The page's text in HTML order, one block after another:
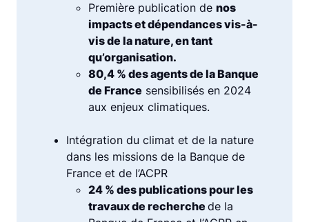
Première publication de nos
impacts et dépendances vis-à-
vis de la nature, en tant
qu’organisation.
80,4 % des agents de la Banque
de France sensibilisés en 2024
aux enjeux climatiques.
Intégration du climat et de la nature
dans les missions de la Banque de
France et de l’ACPR
24 % des publications pour les
travaux de recherche de la